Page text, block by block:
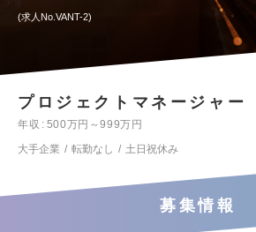
求人No.VANT-2
プロジェクトマネージャー
年収
500万円～999万円
大手企業
転勤なし 土日祝休み
募集情報